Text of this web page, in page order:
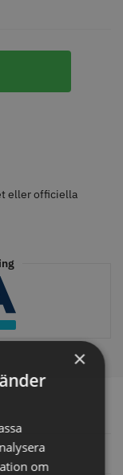
eller officiella
Köp
×
om